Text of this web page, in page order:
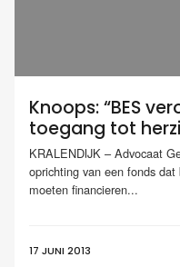
Knoops: “BES
toegang tot
KRALENDIJK – Advocaat
oprichting van een fonds
moeten financieren...
17 JUNI 2013